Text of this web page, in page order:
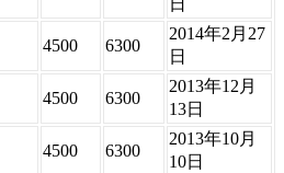
日
4500 6300
2014年2月27
日
4500 6300
2013年12月
13日
4500 6300
2013年10月
10日